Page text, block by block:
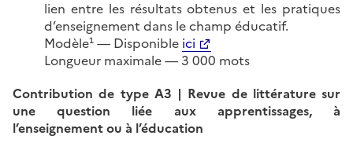
lien entre les résultats obtenus et les pratiques
d’enseignement dans le champ éducatif.
Modèle¹ — Disponible ici
Longueur maximale — 3 000 mots
Contribution de type A3 | Revue de littérature sur
une question liée aux apprentissages, à
l’enseignement ou à l’éducation